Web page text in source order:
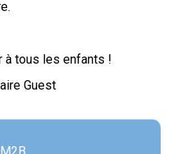
à tous les enfants !
Guest